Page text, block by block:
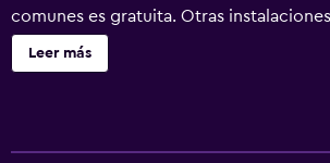
comunes es gratuita. Otras
fuerte en la recepción y personal
Münchner Hof ofrece 42 alojamientos
Leer más